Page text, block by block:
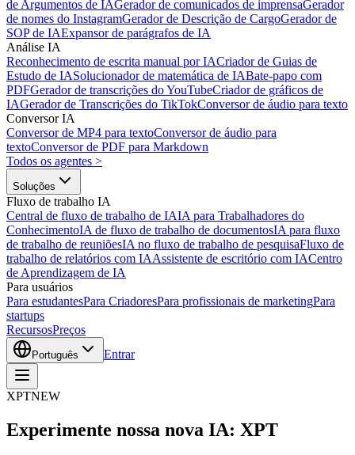
de Argumentos de IAGerador de comunicados de imprensaGerador
de nomes do InstagramGerador de Descrição de CargoGerador de
SOP de IAExpansor de parágrafos de IA
Análise IA
Reconhecimento de escrita manual por IACriador de Guias de
Estudo de IASolucionador de matemática de IABate-papo com
PDFGerador de transcrições do YouTubeCriador de gráficos de
IAGerador de Transcrições do TikTokConversor de áudio para texto
Conversor IA
Conversor de MP4 para textoConversor de áudio para
textoConversor de PDF para Markdown
Todos os agentes >
Soluções
Fluxo de trabalho IA
Central de fluxo de trabalho de IAIA para Trabalhadores do
ConhecimentoIA de fluxo de trabalho de documentosIA para fluxo
de trabalho de reuniõesIA no fluxo de trabalho de pesquisaFluxo de
trabalho de relatórios com IAAssistente de escritório com IACentro
de Aprendizagem de IA
Para usuários
Para estudantesPara CriadoresPara profissionais de marketingPara
startups
RecursosPreços
Português Entrar
XPTNEW
Experimente nossa nova IA: XPT